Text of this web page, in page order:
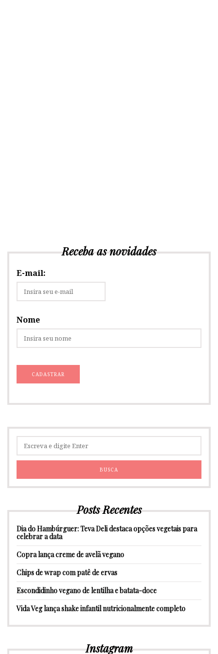
Receba as novidades
E-mail:
Nome
Posts Recentes
Dia do Hambúrguer: Teva Deli destaca opções vegetais para
celebrar a data
Copra lança creme de avelã vegano
Chips de wrap com patê de ervas
Escondidinho vegano de lentilha e batata-doce
Vida Veg lança shake infantil nutricionalmente completo
Instagram